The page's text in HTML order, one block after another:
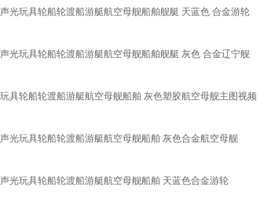
光玩具轮船轮渡船游艇航空母舰船舶舰艇 天蓝色 合金游轮
光玩具轮船轮渡船游艇航空母舰船舶舰艇 灰色 合金辽宁舰
具轮船轮渡船游艇航空母舰船舶 灰色塑胶航空母舰主图视频
光玩具轮船轮渡船游艇航空母舰船舶 灰色合金航空母舰
光玩具轮船轮渡船游艇航空母舰船舶 天蓝色合金游轮